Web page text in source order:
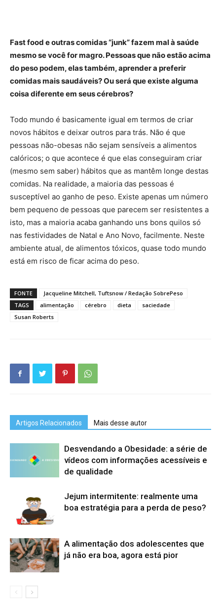
Fast food e outras comidas “junk” fazem mal à saúde
mesmo se você for magro. Pessoas que não estão acima
do peso podem, elas também, aprender a preferir
comidas mais saudáveis? Ou será que existe alguma
coisa diferente em seus cérebros?
Todo mundo é basicamente igual em termos de criar
novos hábitos e deixar outros para trás. Não é que
pessoas não-obesas não sejam sensíveis a alimentos
calóricos; o que acontece é que elas conseguiram criar
(mesmo sem saber) hábitos que as mantêm longe destas
comidas. Na realidade, a maioria das pessoas é
susceptível ao ganho de peso. Existe apenas um número
bem pequeno de pessoas que parecem ser resistentes a
isto, mas a maioria acaba ganhando uns bons quilos só
nas festividades de Natal e Ano Novo, facilmente. Neste
ambiente atual, de alimentos tóxicos, quase todo mundo
está em risco de ficar acima do peso.
FONTE
Jacqueline Mitchell, Tuftsnow / Redação SobrePeso
TAGS
alimentação cérebro dieta
saciedade
Susan Roberts
Artigos Relacionados Mais desse autor
Desvendando a Obesidade: a série de
vídeos com informações acessíveis e
de qualidade
Jejum intermitente: realmente uma
boa estratégia para a perda de peso?
A alimentação dos adolescentes que
já não era boa, agora está pior